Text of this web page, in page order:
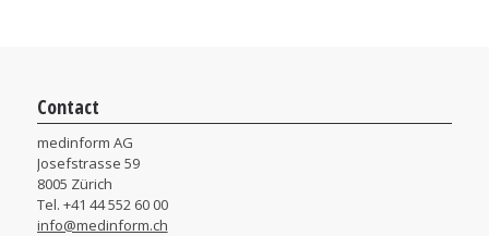
Contact
medinform AG
Josefstrasse 59
8005 Zürich
Tel. +41 44 552 60 00
info@medinform.ch